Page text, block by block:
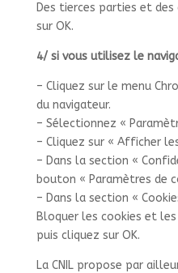
Des tierces parties et des
sur OK.
4/ si vous utilisez le
– Cliquez sur le menu
du navigateur.
– Sélectionnez «
– Cliquez sur « Afficher
– Dans la section «
bouton « Paramètres de
– Dans la section «
Bloquer les cookies et
puis cliquez sur OK.
La CNIL propose par